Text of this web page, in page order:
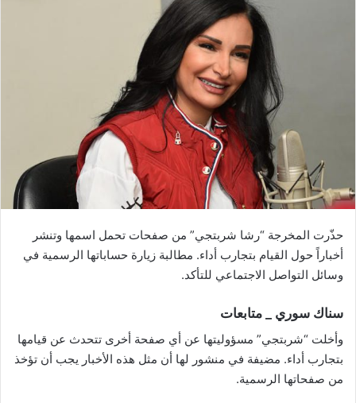
حذّرت المخرجة “رشا شربتجي” من صفحات تحمل اسمها وتنشر
أخباراً حول القيام بتجارب أداء. مطالبة زيارة حساباتها الرسمية في
وسائل التواصل الاجتماعي للتأكد.
سناك سوري _ متابعات
وأخلت “شربتجي” مسؤوليتها عن أي صفحة أخرى تتحدث عن قيامها
بتجارب أداء. مضيفة في منشور لها أن مثل هذه الأخبار يجب أن تؤخذ
من صفحاتها الرسمية.